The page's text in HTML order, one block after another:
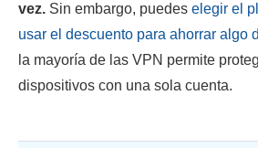
vez. Sin embargo, puedes elegir el
usar el descuento para ahorrar algo
la mayoría de las VPN permite
dispositivos con una sola cuenta.